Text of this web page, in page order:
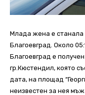
Млада жена е станала
Благоевград. Около
Благоевград е
гр.Кюстендил, която
дата, на площад
неизвестен за нея